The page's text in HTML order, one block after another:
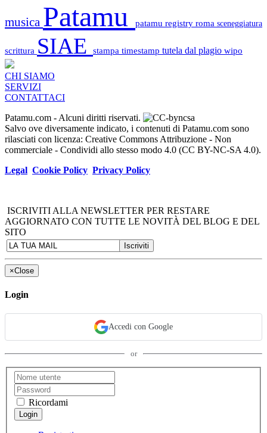
musica Patamu patamu registry roma sceneggiatura
scrittura SIAE stampa timestamp tutela dal plagio wipo
CHI SIAMO
SERVIZI
CONTATTACI
Patamu.com - Alcuni diritti riservati.
Salvo ove diversamente indicato, i contenuti di Patamu.com sono
rilasciati con licenza: Creative Commons Attribuzione - Non
commerciale - Condividi allo stesso modo 4.0 (CC BY-NC-SA 4.0).
Legal Cookie Policy Privacy Policy
ISCRIVITI ALLA NEWSLETTER PER RESTARE
AGGIORNATO CON TUTTE LE NOVITÀ DEL BLOG E DEL
SITO
×Close
Login
Accedi con Google
or
Ricordami